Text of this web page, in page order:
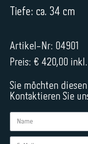
Tiefe: ca. 34 cm
Artikel-Nr: 04901
Preis: € 420,00
Sie möchten
Kontaktieren Sie